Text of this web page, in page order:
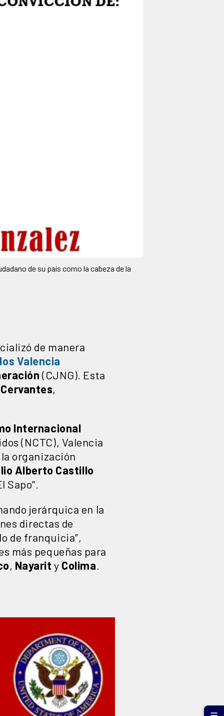
de su país como la cabeza de la
de manera
Valencia
(CJNG). Esta
Cervantes,
Internacional
(NCTC), Valencia
organización
Alberto Castillo
Sapo”.
jerárquica en la
directas de
de franquicia”,
más pequeñas para
, Nayarit y Colima